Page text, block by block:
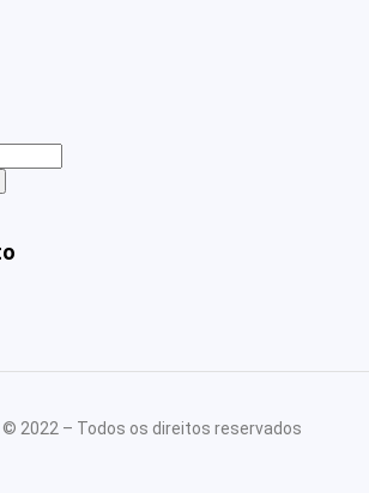
2022 – Todos os direitos reservados